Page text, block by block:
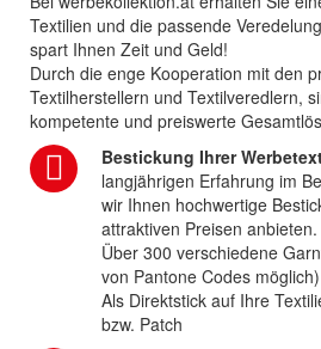
Textilien und die passende
spart Ihnen Zeit und Geld!
Durch die enge Kooperation mit den
Textilherstellern und Textilveredlern,
kompetente und preiswerte
Bestickung Ihrer
langjährigen Erfahrung im
wir Ihnen hochwertige
attraktiven Preisen anbieten.
Über 300 verschiedene
von Pantone Codes möglich)
Als Direktstick auf Ihre
bzw. Patch